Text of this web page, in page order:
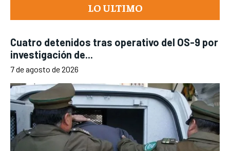
LO ULTIMO
Cuatro detenidos tras operativo del OS-9 por
investigación de...
7 de agosto de 2026